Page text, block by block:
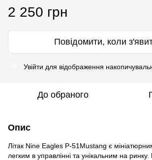
2 250 грн
Повідомити, коли
Увійти для відображення
До обраного
Опис
Літак Nine Eagles P-51Mustang є
легким в управлінні та унікальним на ринку.